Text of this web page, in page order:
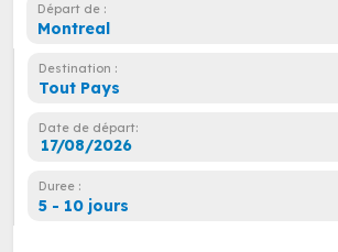
Départ de :
Montreal
Destination :
Tout Pays
Date de départ:
Duree :
5 - 10 jours